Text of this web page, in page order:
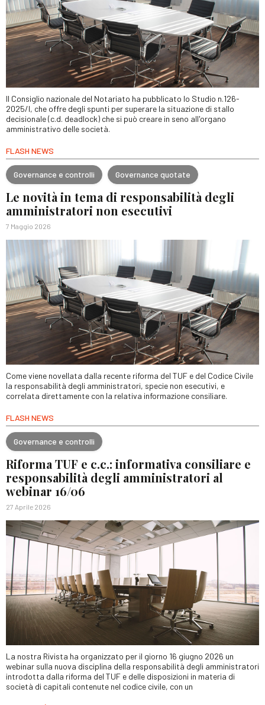
Il Consiglio nazionale del Notariato ha pubblicato lo Studio n.126-
2025/I, che offre degli spunti per superare la situazione di stallo
decisionale (c.d. deadlock) che si può creare in seno all'organo
amministrativo delle società.
FLASH NEWS
Governance e controlli Governance quotate
Le novità in tema di responsabilità degli
amministratori non esecutivi
7 Maggio 2026
Come viene novellata dalla recente riforma del TUF e del Codice Civile
la responsabilità degli amministratori, specie non esecutivi, e
correlata direttamente con la relativa informazione consiliare.
FLASH NEWS
Governance e controlli
Riforma TUF e c.c.: informativa consiliare e
responsabilità degli amministratori al
webinar 16/06
27 Aprile 2026
La nostra Rivista ha organizzato per il giorno 16 giugno 2026 un
webinar sulla nuova disciplina della responsabilità degli amministratori
introdotta dalla riforma del TUF e delle disposizioni in materia di
società di capitali contenute nel codice civile, con un